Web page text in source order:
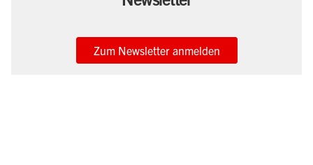
Zum Newsletter anmelden